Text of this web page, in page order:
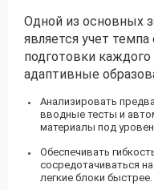
Одной из основных
является учет
подготовки
адаптивные
Анализировать
вводные тесты и
материалы под
Обеспечивать
сосредотачиваться
легкие блоки быстрее.